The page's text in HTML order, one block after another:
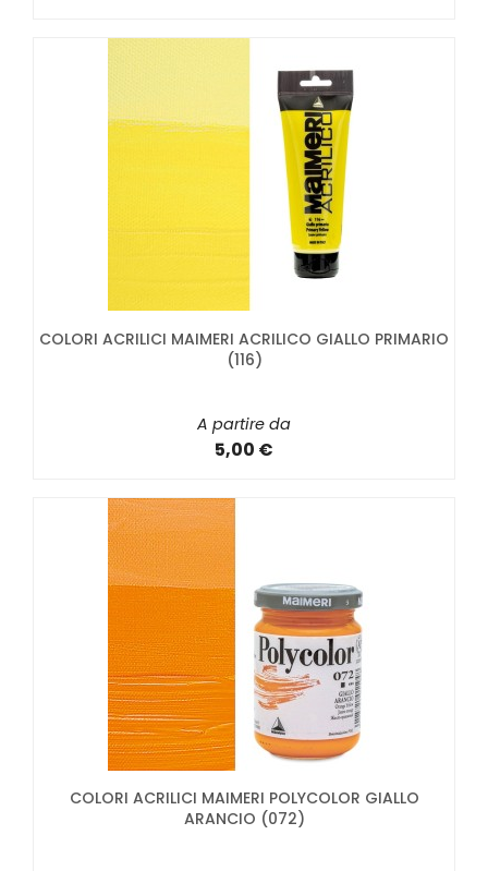
COLORI ACRILICI MAIMERI ACRILICO GIALLO PRIMARIO
(116)
A partire da
5,00 €
COLORI ACRILICI MAIMERI POLYCOLOR GIALLO
ARANCIO (072)